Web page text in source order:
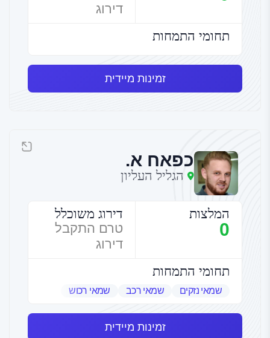
דירוג
תחומי התמחות
זמינות מיידית
כפאח א.
הגליל העליון
המלצות
0
דירוג משוכלל
טרם התקבל
דירוג
תחומי התמחות
שמאי נזקים שמאי רכב שמאי רכוש
זמינות מיידית